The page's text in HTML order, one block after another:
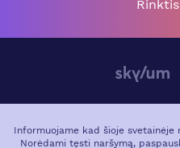
Informuojame kad šioje svetainėje
Norėdami tęsti naršymą,